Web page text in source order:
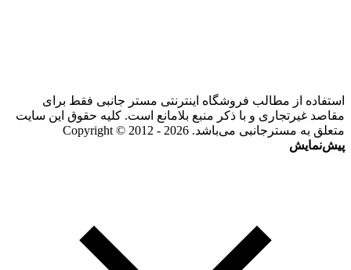
استفاده از مطالب فروشگاه اینترنتی مستر جانبی فقط برای
مقاصد غیرتجاری و با ذکر منبع بلامانع است. کلیه حقوق این سایت
متعلق به مسترجانبی می‌باشد. Copyright © 2012 - 2026
پیش‌نمایش